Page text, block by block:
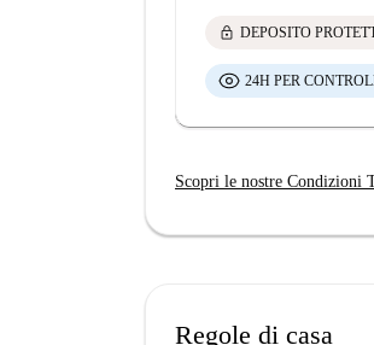
lock DEPOSITO
24H PER
Scopri le nostre Condizioni
Regole di casa